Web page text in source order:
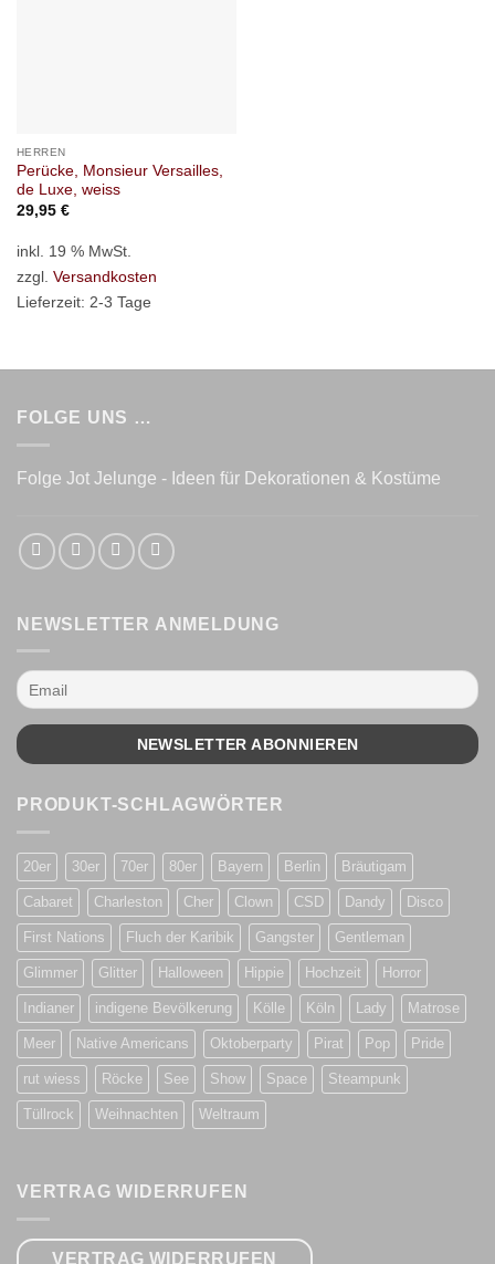
HERREN
Perücke, Monsieur Versailles,
de Luxe, weiss
29,95 €
inkl. 19 % MwSt.
zzgl. Versandkosten
Lieferzeit: 2-3 Tage
FOLGE UNS …
Folge Jot Jelunge - Ideen für Dekorationen & Kostüme
NEWSLETTER ANMELDUNG
PRODUKT-SCHLAGWÖRTER
20er 30er 70er 80er Bayern Berlin Bräutigam
Cabaret Charleston Cher Clown CSD Dandy Disco
First Nations Fluch der Karibik Gangster Gentleman
Glimmer Glitter Halloween Hippie Hochzeit Horror
Indianer indigene Bevölkerung Kölle Köln Lady Matrose
Meer Native Americans Oktoberparty Pirat Pop Pride
rut wiess Röcke See Show Space Steampunk
Tüllrock Weihnachten Weltraum
VERTRAG WIDERRUFEN
VERTRAG WIDERRUFEN